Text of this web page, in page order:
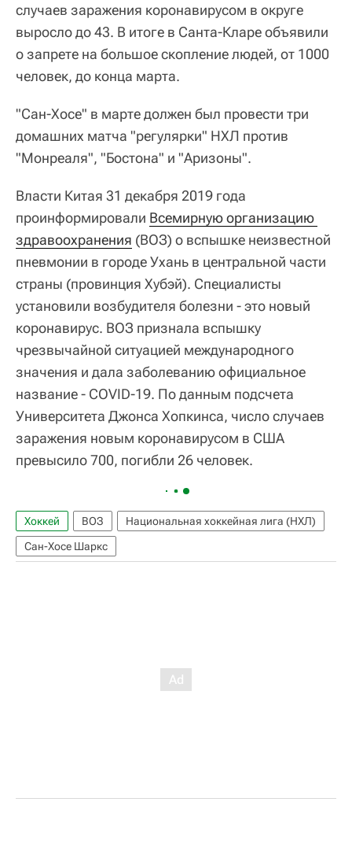
случаев заражения коронавирусом в округе
выросло до 43. В итоге в Санта-Кларе объявили
о запрете на большое скопление людей, от 1000
человек, до конца марта.
"Сан-Хосе" в марте должен был провести три
домашних матча "регулярки" НХЛ против
"Монреаля", "Бостона" и "Аризоны".
Власти Китая 31 декабря 2019 года
проинформировали Всемирную организацию
здравоохранения (ВОЗ) о вспышке неизвестной
пневмонии в городе Ухань в центральной части
страны (провинция Хубэй). Специалисты
установили возбудителя болезни - это новый
коронавирус. ВОЗ признала вспышку
чрезвычайной ситуацией международного
значения и дала заболеванию официальное
название - COVID-19. По данным подсчета
Университета Джонса Хопкинса, число случаев
заражения новым коронавирусом в США
превысило 700, погибли 26 человек.
Хоккей ВОЗ
Национальная хоккейная лига (НХЛ)
Сан-Хосе Шаркс